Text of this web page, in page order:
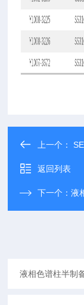
上一个：
返回列表
下一个：液